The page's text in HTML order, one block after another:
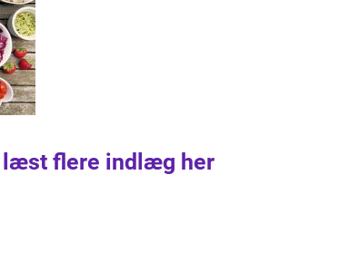
læst flere indlæg her